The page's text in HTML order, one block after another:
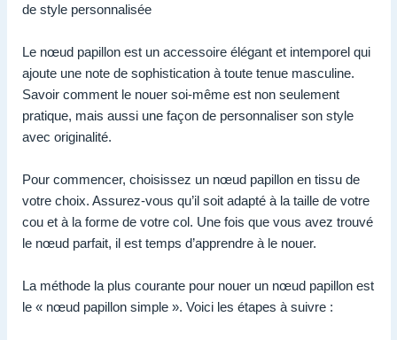
de style personnalisée
Le nœud papillon est un accessoire élégant et intemporel qui
ajoute une note de sophistication à toute tenue masculine.
Savoir comment le nouer soi-même est non seulement
pratique, mais aussi une façon de personnaliser son style
avec originalité.
Pour commencer, choisissez un nœud papillon en tissu de
votre choix. Assurez-vous qu’il soit adapté à la taille de votre
cou et à la forme de votre col. Une fois que vous avez trouvé
le nœud parfait, il est temps d’apprendre à le nouer.
La méthode la plus courante pour nouer un nœud papillon est
le « nœud papillon simple ». Voici les étapes à suivre :